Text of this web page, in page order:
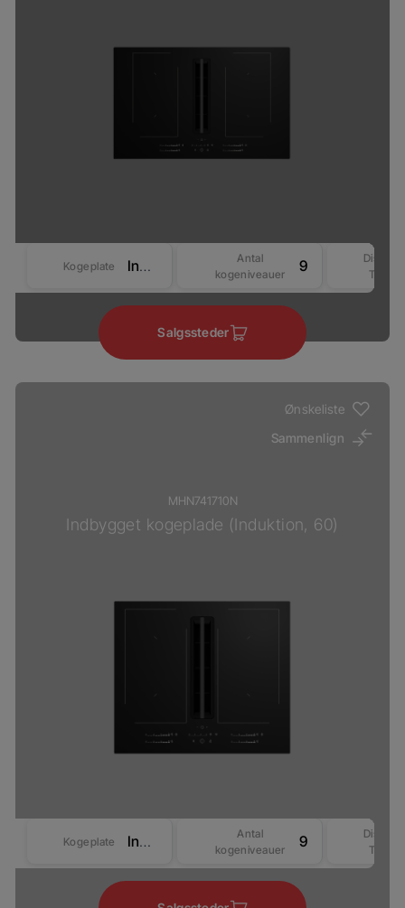
Kogeplate Induktion
Antal
kogeniveauer
9
Display
Type
Salgssteder
Ønskeliste
Sammenlign
MHN741710N
Indbygget kogeplade (Induktion, 60)
Kogeplate Induktion
Antal
kogeniveauer
9
Display
Type